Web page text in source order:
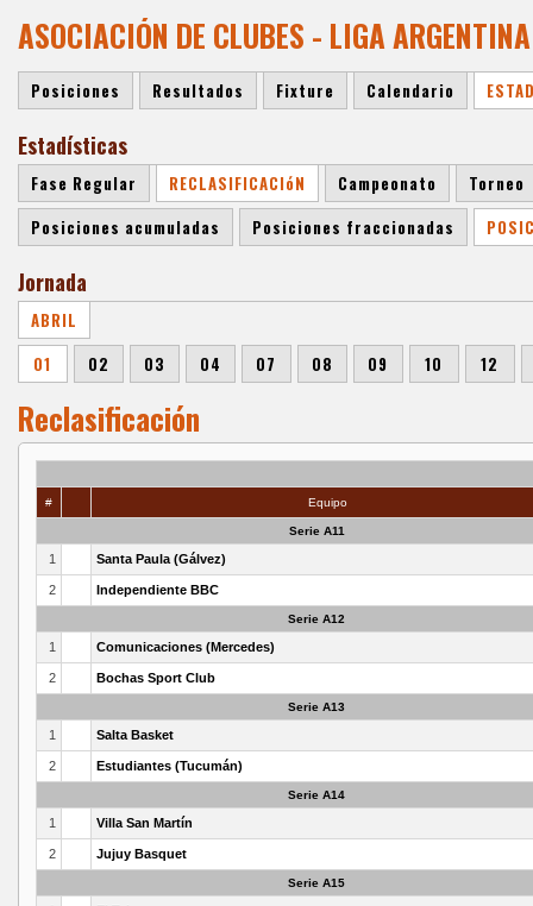
ASOCIACIÓN DE CLUBES - LIGA
Posiciones Resultados Fixture Calendario
Estadísticas
Fase Regular RECLASIFICACIóN Campeonato
Torneo
Posiciones acumuladas
Posiciones fraccionadas
Jornada
ABRIL
01
02 03 04 07 08 09 10 12
Reclasificación
# Equipo
Serie A11
1 Santa Paula (Gálvez)
2 Independiente BBC
Serie A12
1 Comunicaciones (Mercedes)
2 Bochas Sport Club
Serie A13
1 Salta Basket
2 Estudiantes (Tucumán)
Serie A14
1 Villa San Martín
2 Jujuy Basquet
Serie A15